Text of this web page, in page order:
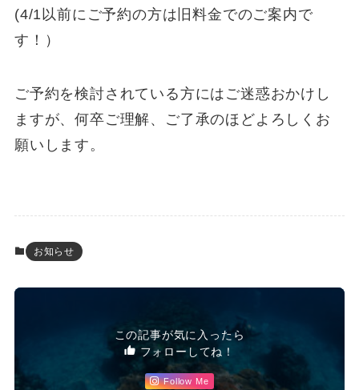
(4/1以前にご予約の方は旧料金でのご案内で
す！）
ご予約を検討されている方にはご迷惑おかけし
ますが、何卒ご理解、ご了承のほどよろしくお
願いします。
お知らせ
この記事が気に入ったら
フォローしてね！
Follow Me